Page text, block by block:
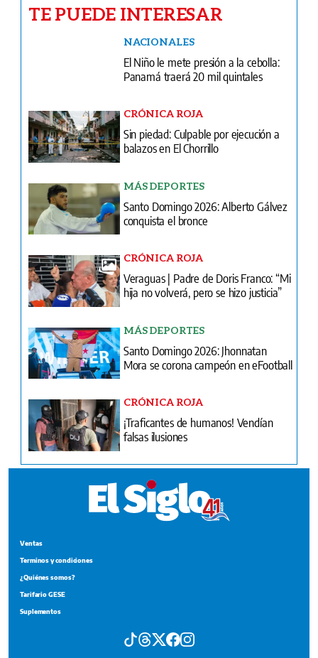
TE PUEDE INTERESAR
NACIONALES
El Niño le mete presión a la cebolla:
Panamá traerá 20 mil quintales
CRÓNICA ROJA
Sin piedad: Culpable por ejecución a
balazos en El Chorrillo
MÁS DEPORTES
Santo Domingo 2026: Alberto Gálvez
conquista el bronce
CRÓNICA ROJA
Veraguas | Padre de Doris Franco: “Mi
hija no volverá, pero se hizo justicia”
MÁS DEPORTES
Santo Domingo 2026: Jhonnatan
Mora se corona campeón en eFootball
CRÓNICA ROJA
¡Traficantes de humanos! Vendían
falsas ilusiones
Ventas
Terminos y condiciones
¿Quiénes somos?
Tarifario GESE
Suplementos